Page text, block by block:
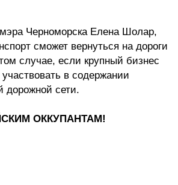
Черноморска Елена Шолар,
сможет вернуться на дороги
случае, если крупный бизнес
в содержании
дорожной сети.
ОККУПАНТАМ!